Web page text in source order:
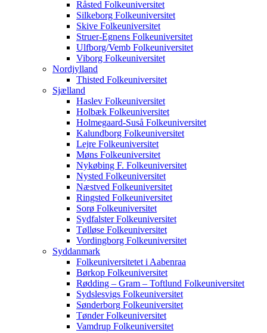
Råsted Folkeuniversitet
Silkeborg Folkeuniversitet
Skive Folkeuniversitet
Struer-Egnens Folkeuniversitet
Ulfborg/Vemb Folkeuniversitet
Viborg Folkeuniversitet
Nordjylland
Thisted Folkeuniversitet
Sjælland
Haslev Folkeuniversitet
Holbæk Folkeuniversitet
Holmegaard-Suså Folkeuniversitet
Kalundborg Folkeuniversitet
Lejre Folkeuniversitet
Møns Folkeuniversitet
Nykøbing F. Folkeuniversitet
Nysted Folkeuniversitet
Næstved Folkeuniversitet
Ringsted Folkeuniversitet
Sorø Folkeuniversitet
Sydfalster Folkeuniversitet
Tølløse Folkeuniversitet
Vordingborg Folkeuniversitet
Syddanmark
Folkeuniversitetet i Aabenraa
Børkop Folkeuniversitet
Rødding – Gram – Toftlund Folkeuniversitet
Sydslesvigs Folkeuniversitet
Sønderborg Folkeuniversitet
Tønder Folkeuniversitet
Vamdrup Folkeuniversitet